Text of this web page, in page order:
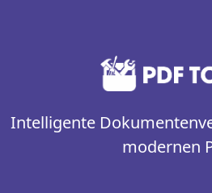
Intelligente
modernen